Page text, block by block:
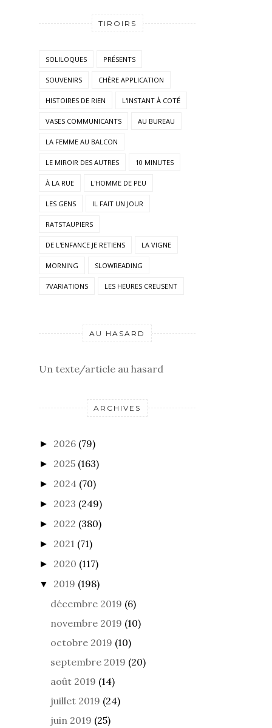
TIROIRS
SOLILOQUES PRÉSENTS
SOUVENIRS CHÈRE APPLICATION
HISTOIRES DE RIEN L'INSTANT À COTÉ
VASES COMMUNICANTS AU BUREAU
LA FEMME AU BALCON
LE MIROIR DES AUTRES 10 MINUTES
À LA RUE L'HOMME DE PEU
LES GENS IL FAIT UN JOUR
RATSTAUPIERS
DE L'ENFANCE JE RETIENS LA VIGNE
MORNING SLOWREADING
7VARIATIONS LES HEURES CREUSENT
AU HASARD
Un texte/article au hasard
ARCHIVES
► 2026 (79)
► 2025 (163)
► 2024 (70)
► 2023 (249)
► 2022 (380)
► 2021 (71)
► 2020 (117)
▼ 2019 (198)
décembre 2019 (6)
novembre 2019 (10)
octobre 2019 (10)
septembre 2019 (20)
août 2019 (14)
juillet 2019 (24)
juin 2019 (25)